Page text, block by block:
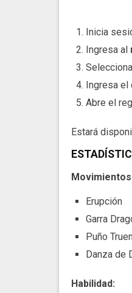
Inicia
Ingresa al
Ingresa el
Abre el
Estará
Erupción
Garra
Puño
Danza de
Habilidad: